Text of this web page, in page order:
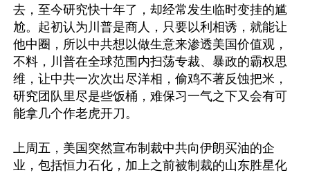
去，至今研究快十年了，却经常发生临时变挂的尴
尬。起初认为川普是商人，只要以利相诱，就能让
他中圈，所以中共想以做生意来渗透美国价值观，
不料，川普在全球范围内扫荡专裁、暴政的霸权思
维，让中共一次次出尽洋相，偷鸡不著反蚀把米，
研究团队里尽是些饭桶，难保习一气之下又会有可
能拿几个作老虎开刀。
上周五，美国突然宣布制裁中共向伊朗买油的企
业，包括恒力石化，加上之前被制裁的山东胜星化